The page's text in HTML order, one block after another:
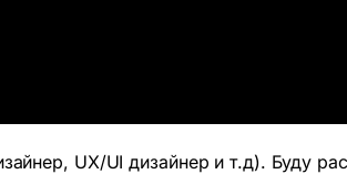
UX/UI дизайнер и т.д). Буду